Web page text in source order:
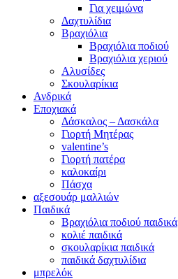
Για χειμώνα
Δαχτυλίδια
Βραχιόλια
Βραχιόλια ποδιού
Βραχιόλια χεριού
Αλυσίδες
Σκουλαρίκια
Ανδρικά
Εποχιακά
Δάσκαλος – Δασκάλα
Γιορτή Μητέρας
valentine’s
Γιορτή πατέρα
καλοκαίρι
Πάσχα
αξεσουάρ μαλλιών
Παιδικά
Βραχιόλια ποδιού παιδικά
κολιέ παιδικά
σκουλαρίκια παιδικά
παιδικά δαχτυλίδια
μπρελόκ